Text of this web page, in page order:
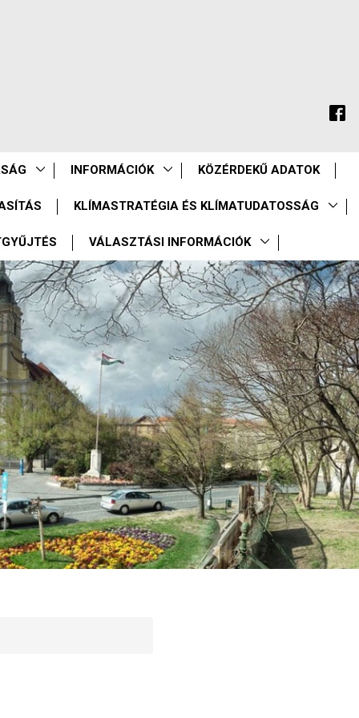
INFORMÁCIÓK KÖZÉRDEKŰ ADATOK
KLÍMASTRATÉGIA ÉS KLÍMATUDATOSSÁG
VÁLASZTÁSI INFORMÁCIÓK